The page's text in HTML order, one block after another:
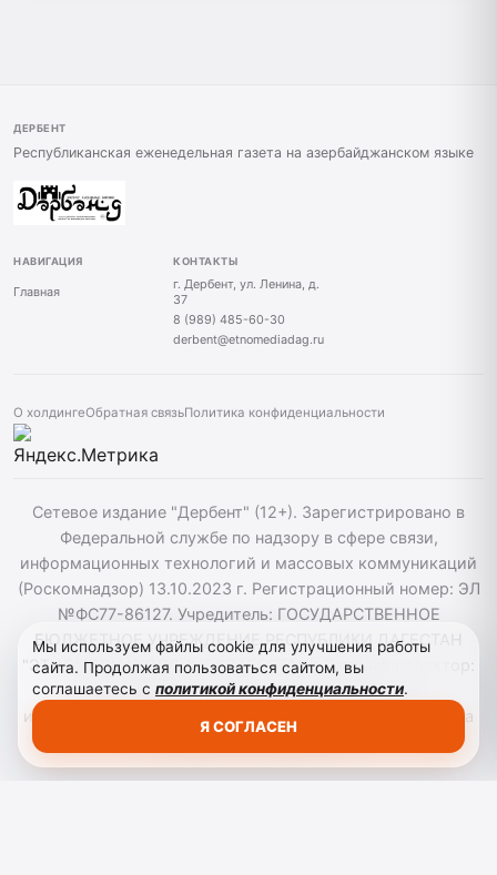
ДЕРБЕНТ
Республиканская еженедельная газета на азербайджанском языке
НАВИГАЦИЯ
Главная
КОНТАКТЫ
г. Дербент, ул. Ленина, д.
37
8 (989) 485-60-30
derbent@etnomediadag.ru
О холдингеОбратная связьПолитика конфиденциальности
Сетевое издание "Дербент" (12+). Зарегистрировано в
Федеральной службе по надзору в сфере связи,
информационных технологий и массовых коммуникаций
(Роскомнадзор) 13.10.2023 г. Регистрационный номер: ЭЛ
№ФС77-86127. Учредитель: ГОСУДАРСТВЕННОЕ
БЮДЖЕТНОЕ УЧРЕЖДЕНИЕ РЕСПУБЛИКИ ДАГЕСТАН
"ЭТНОМЕДИАХОЛДИНГ "ДАГЕСТАН". Главный редактор:
Т.К. Алекперов, Телефон: 89894856030. При
использовании материалов сайта активная гиперссылка
Мы используем файлы cookie для улучшения работы
сайта. Продолжая пользоваться сайтом, вы
соглашаетесь с политикой конфиденциальности.
Я СОГЛАСЕН